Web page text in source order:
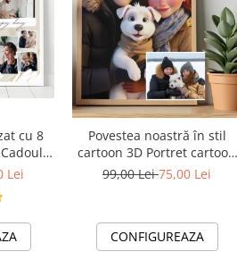
cu 8
Lei
Povestea noastră în stil
cartoon 3D Portret cartoon
de cuplu, personalizat din
99,00 Lei75,00 Lei
CONFIGUREAZA